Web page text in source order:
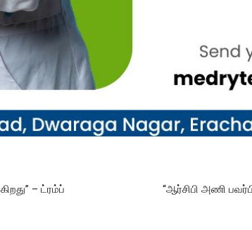
– ட்ரம்ப்
“ஆர்சிபி அணி